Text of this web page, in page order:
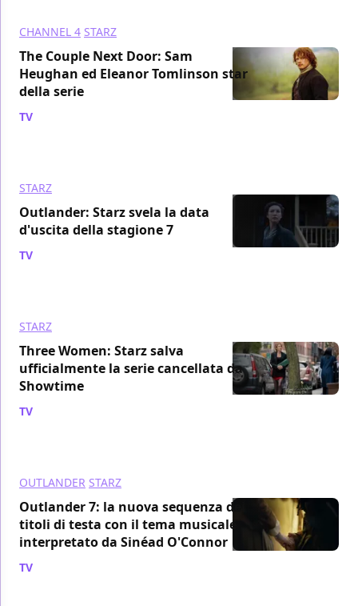
CHANNEL 4 STARZ
The Couple Next Door: Sam
Heughan ed Eleanor Tomlinson star
della serie
TV
STARZ
Outlander: Starz svela la data
d'uscita della stagione 7
TV
STARZ
Three Women: Starz salva
ufficialmente la serie cancellata da
Showtime
TV
OUTLANDER STARZ
Outlander 7: la nuova sequenza dei
titoli di testa con il tema musicale
interpretato da Sinéad O'Connor
TV